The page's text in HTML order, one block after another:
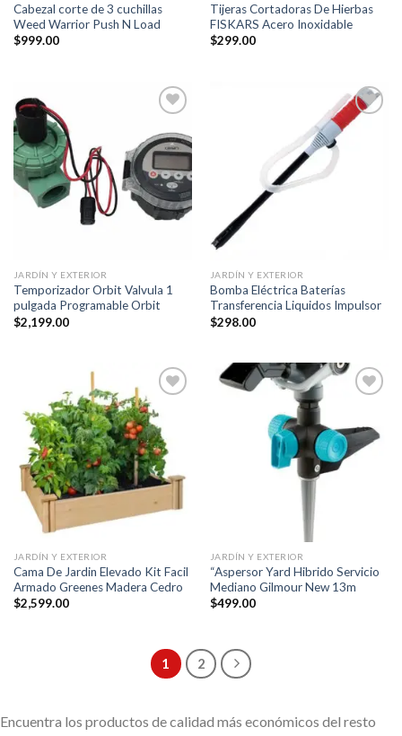
Cabezal corte de 3 cuchillas
Weed Warrior Push N Load
$999.00
Tijeras Cortadoras De Hierbas
FISKARS Acero Inoxidable
$299.00
a la
lista de
deseos
JARDÍN Y EXTERIOR
Temporizador Orbit Valvula 1
pulgada Programable Orbit
$2,199.00
Añadir
JARDÍN Y EXTERIOR
Bomba Eléctrica Baterías
Transferencia Liquidos Impulsor
$298.00
Añadir
a la
lista de
deseos
JARDÍN Y EXTERIOR
Cama De Jardin Elevado Kit Facil
Armado Greenes Madera Cedro
$2,599.00
lista de
deseos
JARDÍN Y EXTERIOR
“Aspersor Yard Hibrido Servicio
Mediano Gilmour New 13m
$499.00
1 2
Encuentra los productos de calidad más económicos del resto